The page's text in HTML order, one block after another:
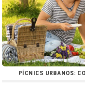
PÍCNICS URBANOS: